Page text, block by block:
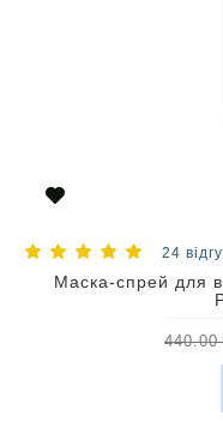
24
Маска-спрей для
440.00